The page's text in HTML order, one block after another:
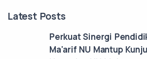
Latest Posts
Perkuat Sinergi
Ma'arif NU Mantup